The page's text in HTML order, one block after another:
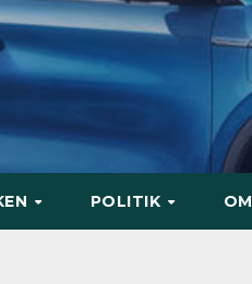
POLITIK OM